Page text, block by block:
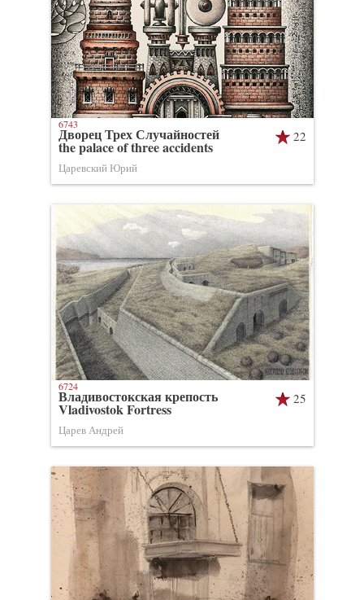
22
Дворец Трех Случайностей
the palace of three accidents
Царевский Юрий
6743
25
Владивостокская крепость
Vladivostok Fortress
Царев Андрей
6724